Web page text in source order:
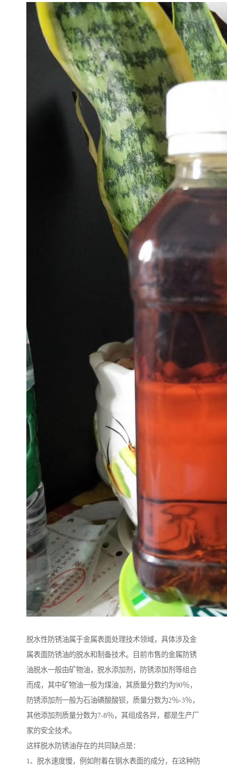
脱水性防锈油属于金属表面处理技术领域，具体涉及金
属表面防锈油的脱水和制备技术。目前市售的金属防锈
油脱水一般由矿物油，脱水添加剂，防锈添加剂等组合
而成，其中矿物油一般为煤油，其质量分数约为90％，
防锈添加剂一般为石油磺酸酸钡，质量分数为2％-3％，
其他添加剂质量分数为7-8％，其组成各异，都是生产厂
家的安全技术。
这样脱水防锈油存在的共同缺点是：
1、脱水速度慢，例如附着在钢水表面的成分，在这种防